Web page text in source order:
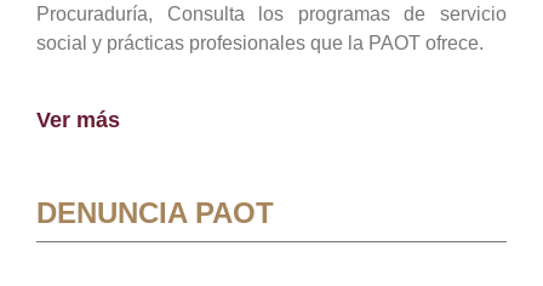
Procuraduría, Consulta los programas de servicio
social y prácticas profesionales que la PAOT ofrece.
Ver más
DENUNCIA PAOT